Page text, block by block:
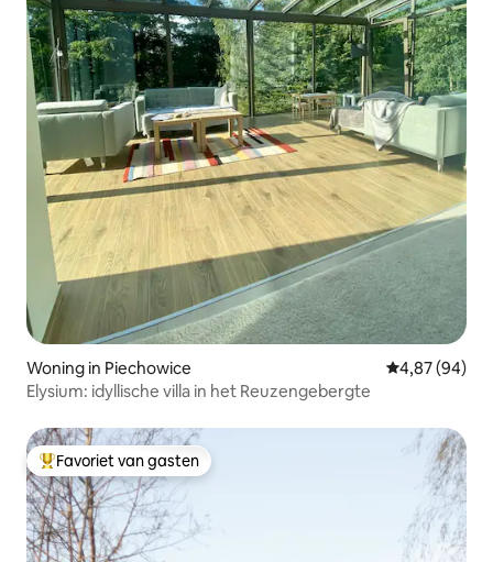
Woning in Piechowice Gemiddelde
4,87 (94)
Elysium: idyllische villa in het Reuzengebergte
Topfavoriet van gasten
Favoriet van gasten